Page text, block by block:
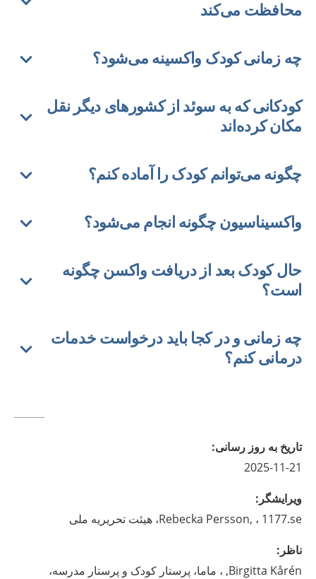
محافظت می‌کند
چه زمانی کودک واکسینه می‌شود؟
کودکانی که به سوئد از کشورهای دیگر نقل
مکان کرده‌اند
چگونه می‌توانم کودک را آماده کنم؟
واکسیناسیون چگونه انجام می‌شود؟
حال کودک بعد از دریافت واکسن چگونه
است؟
چه زمانی و در کجا باید درخواست خدمات
درمانی کنم؟
تاريخ به روز رسانى:
2025-11-21
ويرايشگر :
Rebecka Persson, ، 1177.se، هیئت تحریریه ملی
ناظر :
Birgitta Kårén,
، ماما، پرستار کودک و پرستار مدرسه،